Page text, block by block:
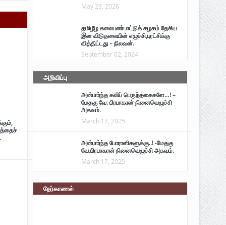
May 23, 2026
தமிழீழ கலைபண்பாட்டுக் கழகம் தேசிய
இன விடுதலையின் எழுச்சி,புரட்சிக்கு
வித்திட்டது – நிலவன்.
September 02, 2024
அறிவிப்பு
அன்பார்ந்த கவிப் பெருந்தகைகளே…! –
மேதகு வே. பிரபாகரன் நினைவெழுச்சி
அகவம்.
March 17, 2025
அன்பார்ந்த போராளிகளுக்கு..! -மேதகு
வே.பிரபாகரன் நினைவெழுச்சி அகவம்.
March 17, 2025
நேர்காணல்